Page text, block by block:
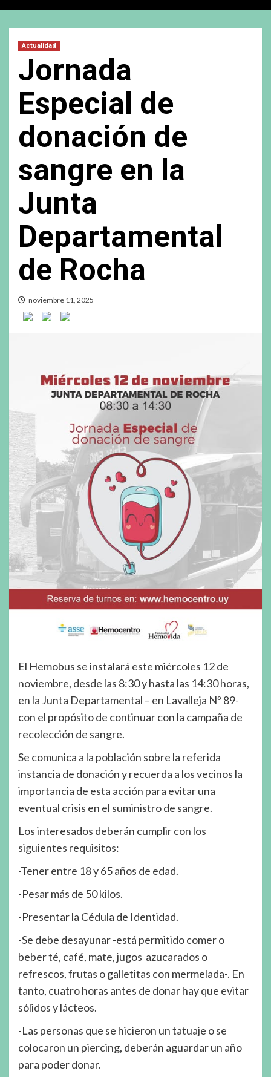
Actualidad
Jornada
Especial de
donación de
sangre en la
Junta
Departamental
de Rocha
noviembre 11, 2025
El Hemobus se instalará este miércoles 12 de
noviembre, desde las 8:30 y hasta las 14:30 horas,
en la Junta Departamental – en Lavalleja Nº 89-
con el propósito de continuar con la campaña de
recolección de sangre.
Se comunica a la población sobre la referida
instancia de donación y recuerda a los vecinos la
importancia de esta acción para evitar una
eventual crisis en el suministro de sangre.
Los interesados deberán cumplir con los
siguientes requisitos:
-Tener entre 18 y 65 años de edad.
-Pesar más de 50 kilos.
-Presentar la Cédula de Identidad.
-Se debe desayunar -está permitido comer o
beber té, café, mate, jugos azucarados o
refrescos, frutas o galletitas con mermelada-. En
tanto, cuatro horas antes de donar hay que evitar
sólidos y lácteos.
-Las personas que se hicieron un tatuaje o se
colocaron un piercing, deberán aguardar un año
para poder donar.